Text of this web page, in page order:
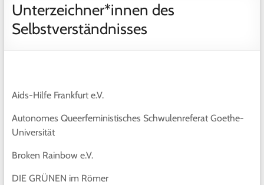
Unterzeichner*innen des
Selbstverständnisses
Aids-Hilfe Frankfurt e.V.
Autonomes Queerfeministisches Schwulenreferat Goethe-
Universität
Broken Rainbow e.V.
DIE GRÜNEN im Römer